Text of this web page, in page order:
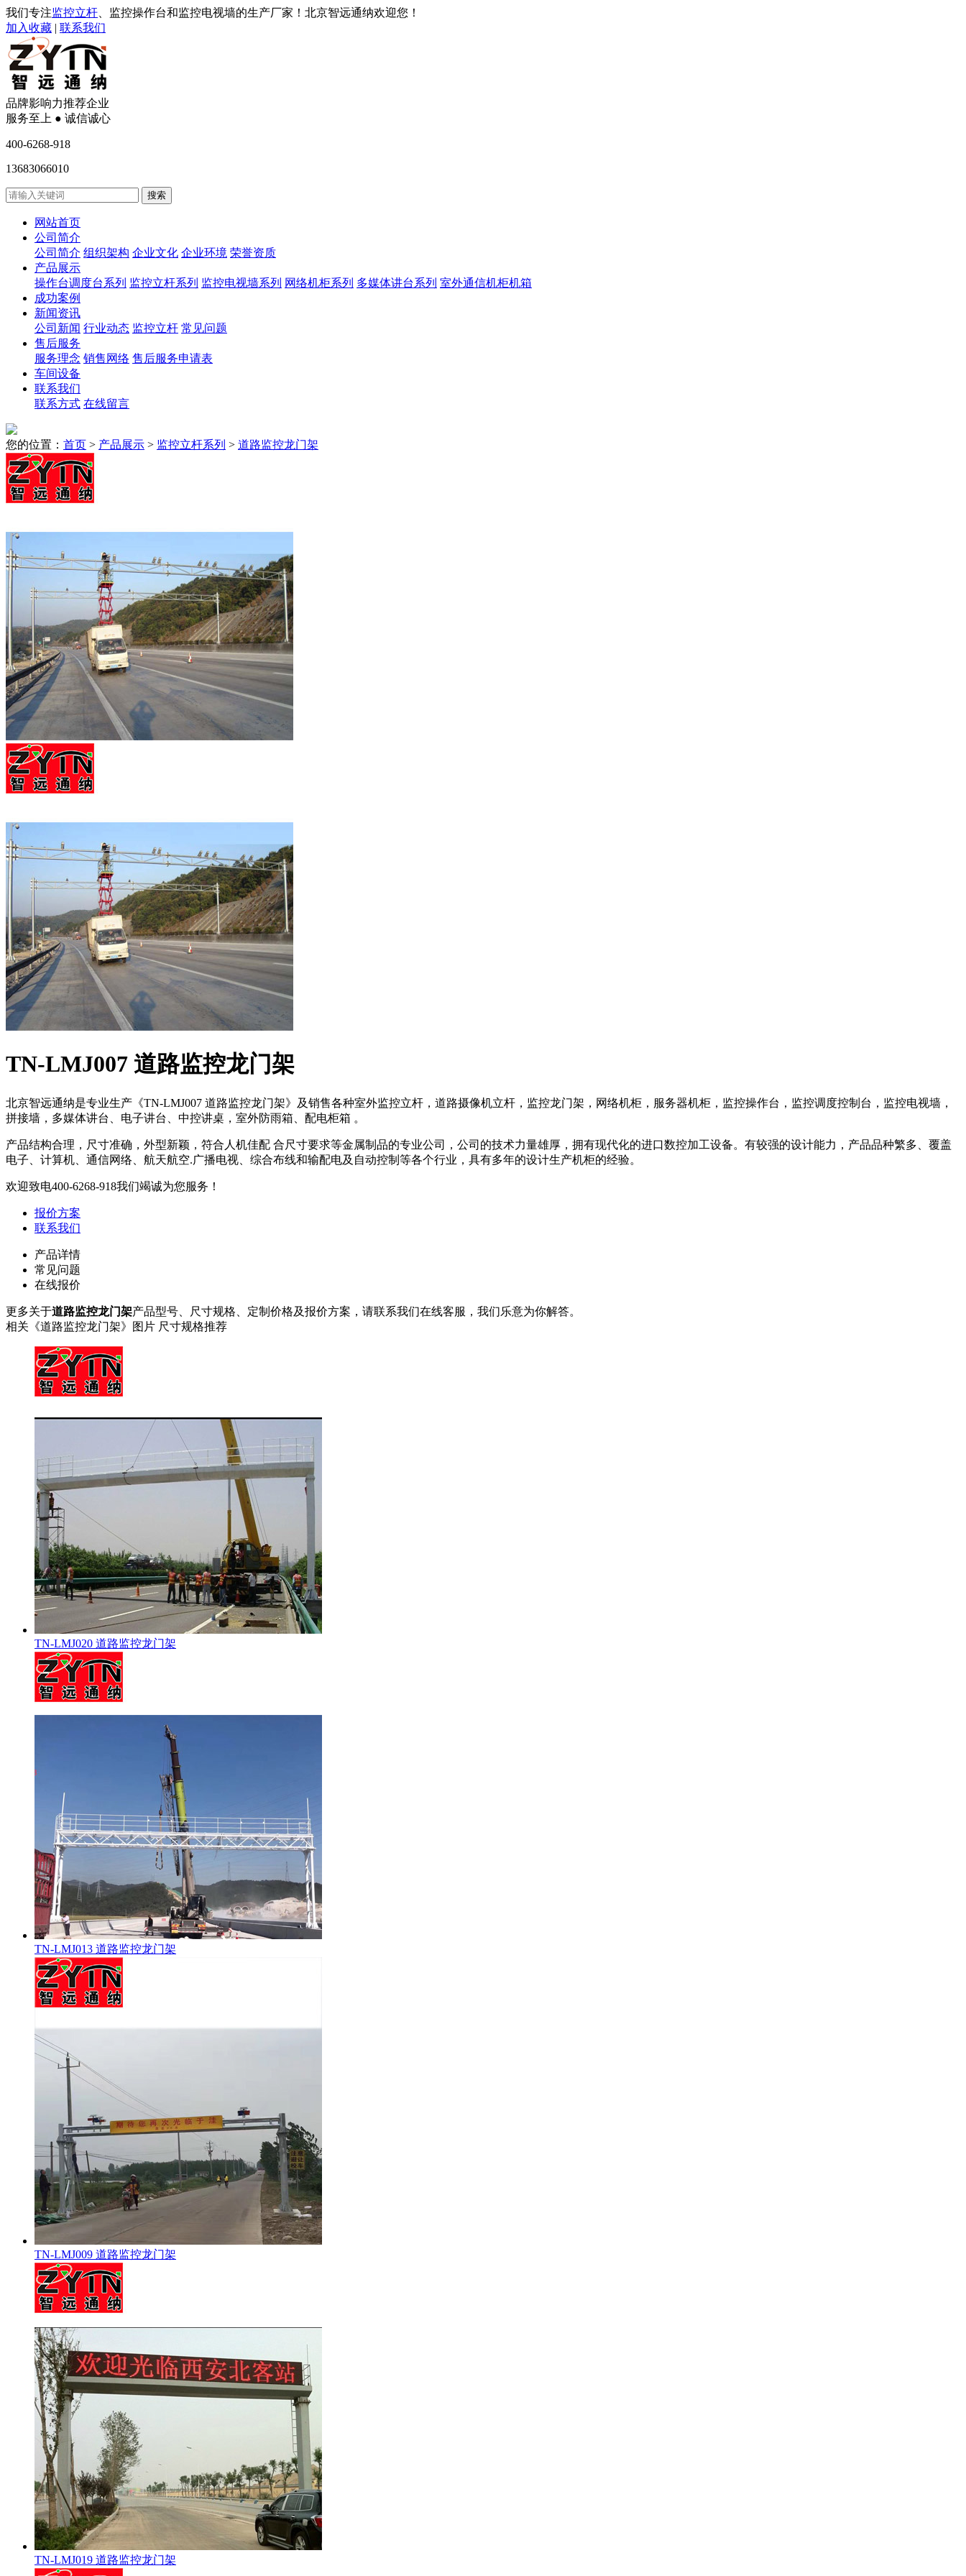
我们专注监控立杆 、监控操作台和监控电视墙的生产厂家！北京智远通纳欢迎您！
加入收藏 | 联系我们
品牌影响力推荐企业
服务至上 ● 诚信诚心
400-6268-918
13683066010
网站首页
公司简介
公司简介 组织架构 企业文化 企业环境 荣誉资质
产品展示
操作台调度台系列 监控立杆系列 监控电视墙系列 网络机柜系列 多媒体讲台系列 室外通信机柜机箱
成功案例
新闻资讯
公司新闻 行业动态 监控立杆 常见问题
售后服务
服务理念 销售网络 售后服务申请表
车间设备
联系我们
联系方式 在线留言
您的位置： 首页 > 产品展示 > 监控立杆系列 > 道路监控龙门架
TN-LMJ007 道路监控龙门架
北京智远通纳是专业生产《TN-LMJ007 道路监控龙门架》及销售各种室外监控立杆，道路摄像机立杆，监控龙门架，网络机柜，服务器机柜，监控操作台，监控调度控制台，监控电视墙，
拼接墙，多媒体讲台、电子讲台、中控讲桌，室外防雨箱、配电柜箱 。
产品结构合理，尺寸准确，外型新颖，符合人机佳配 合尺寸要求等金属制品的专业公司，公司的技术力量雄厚，拥有现代化的进口数控加工设备。有较强的设计能力，产品品种繁多、覆盖
电子、计算机、通信网络、航天航空.广播电视、综合布线和输配电及自动控制等各个行业，具有多年的设计生产机柜的经验。
欢迎致电400-6268-918我们竭诚为您服务！
报价方案
联系我们
产品详情
常见问题
在线报价
更多关于道路监控龙门架产品型号、尺寸规格、定制价格及报价方案，请联系我们在线客服，我们乐意为你解答。
相关《道路监控龙门架》图片 尺寸规格推荐
TN-LMJ020 道路监控龙门架
TN-LMJ013 道路监控龙门架
TN-LMJ009 道路监控龙门架
TN-LMJ019 道路监控龙门架